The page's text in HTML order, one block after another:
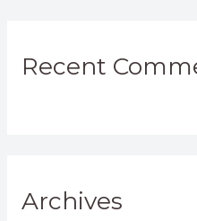
Recent
Archives